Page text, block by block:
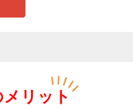
リット